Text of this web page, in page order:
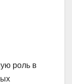
роль в